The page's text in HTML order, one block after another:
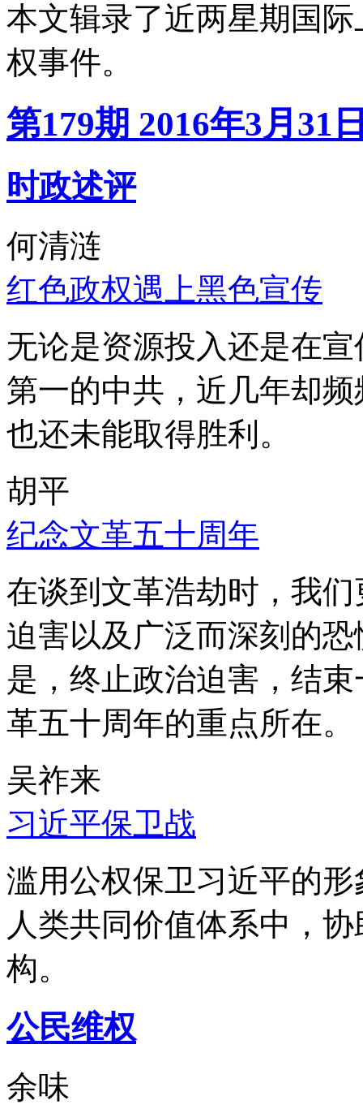
本文辑录了近两星期国
权事件。
第179期 2016年3月31
时政述评
何清涟
红色政权遇上黑色宣传
无论是资源投入还是在
第一的中共，近几年却
也还未能取得胜利。
胡平
纪念文革五十周年
在谈到文革浩劫时，我
迫害以及广泛而深刻的
是，终止政治迫害，结
革五十周年的重点所在。
吴祚来
习近平保卫战
滥用公权保卫习近平的
人类共同价值体系中，
构。
公民维权
余味